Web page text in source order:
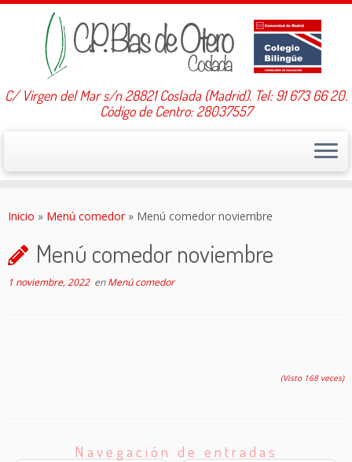
C/ Virgen del Mar s/n 28821 Coslada (Madrid). Tel: 91 673 66 20.
Código de Centro: 28037557
Inicio » Menú comedor » Menú comedor noviembre
Menú comedor noviembre
1 noviembre, 2022enMenú comedor
(Visto 168 veces)
Navegación de entradas